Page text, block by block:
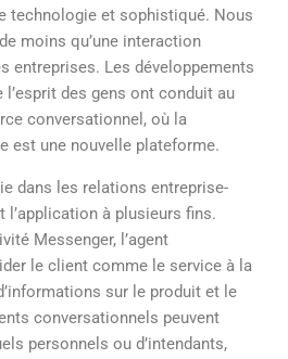
technologie et sophistiqué. Nous
moins qu’une interaction
entreprises. Les développements
l’esprit des gens ont conduit au
conversationnel, où la
est une nouvelle plateforme.
dans les relations entreprise-
à plusieurs fins.
Messenger, l’agent
le client comme le service à la
sur le produit et le
conversationnels peuvent
personnels ou d’intendants,